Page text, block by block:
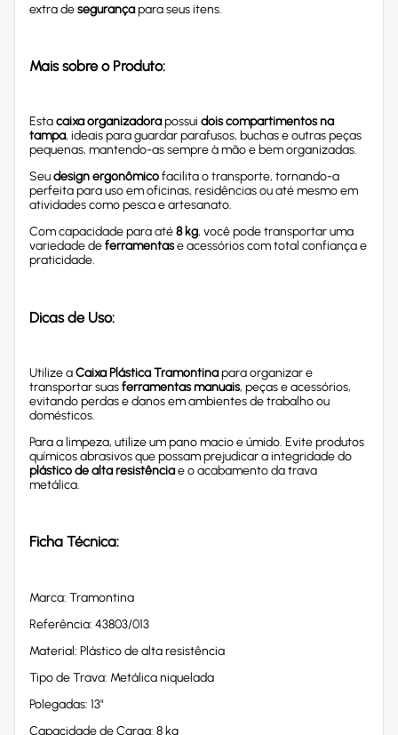
extra desegurançapara seus itens.
Mais sobre o Produto:
Estacaixa organizadorapossui dois compartimentos na
tampa, ideais para guardar parafusos, buchas e outras peças
pequenas, mantendo-as sempre à mão e bem organizadas.
Seudesign ergonômicofacilita o transporte, tornando-a
perfeita para uso em oficinas, residências ou até mesmo em
atividades como pesca e artesanato.
Com capacidade para até8 kg, você pode transportar uma
variedade deferramentase acessórios com total confiança e
praticidade.
Dicas de Uso:
Utilize aCaixa Plástica Tramontinapara organizar e
transportar suasferramentas manuais, peças e acessórios,
evitando perdas e danos em ambientes de trabalho ou
domésticos.
Para a limpeza, utilize um pano macio e úmido. Evite produtos
químicos abrasivos que possam prejudicar a integridade do
plástico de alta resistênciae o acabamento da trava
metálica.
Ficha Técnica:
Marca: Tramontina
Referência: 43803/013
Material: Plástico de alta resistência
Tipo de Trava: Metálica niquelada
Polegadas: 13"
Capacidade de Carga: 8 kg